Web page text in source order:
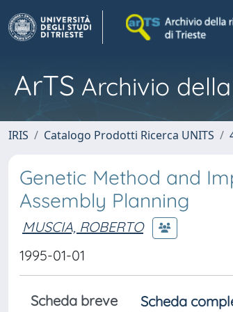
ArTS Archivio
IRIS Catalogo Prodotti Ricerca UNITS
Genetic Method and
Assembly Planning
MUSCIA, ROBERTO
1995-01-01
Scheda breve Scheda